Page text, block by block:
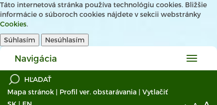
Táto internetová stránka používa technológiu cookies. Bližšie
informácie o súboroch cookies nájdete v sekcii webstránky
Cookies.
Súhlasím
Nesúhlasím
Hlavné
menu
Navigácia
Mapa stránok | Profil ver. obstarávania | Vytlačiť